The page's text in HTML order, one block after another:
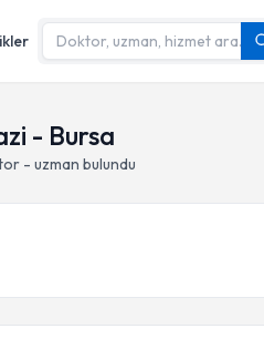
- Bursa
- uzman bulundu